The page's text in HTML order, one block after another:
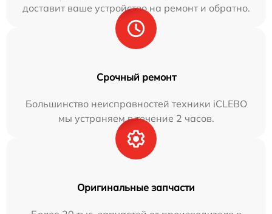
доставит ваше устройство на ремонт и обратно.
Срочный ремонт
Большинство неисправностей техники iCLEBO
мы устраняем в течение 2 часов.
Оригинальные запчасти